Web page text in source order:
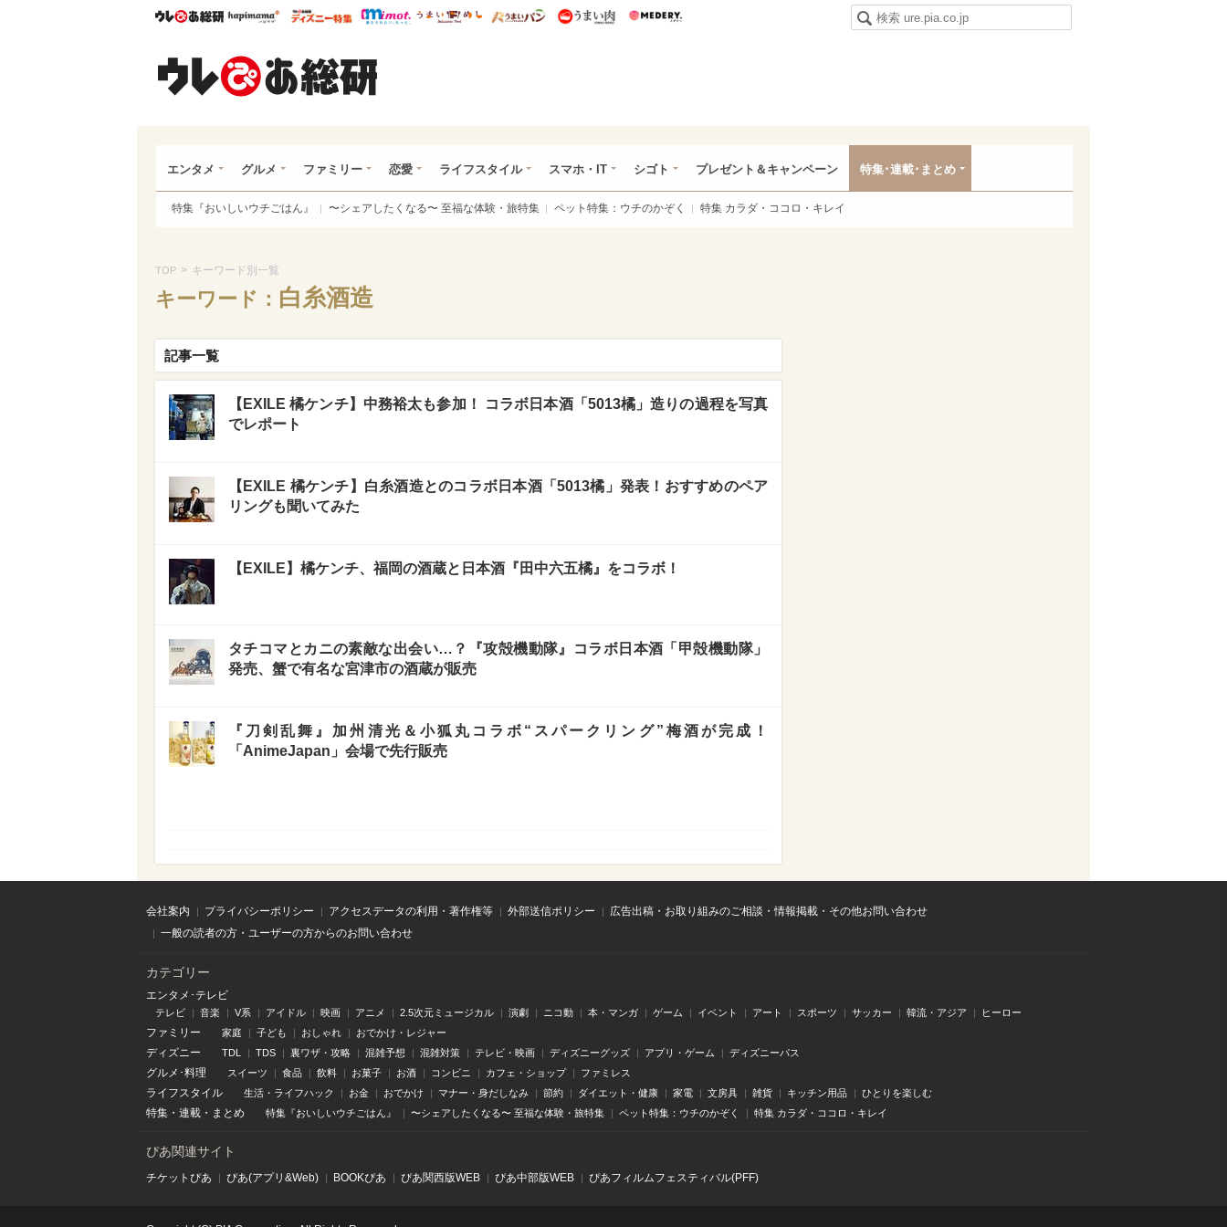
ウレぴあ総研ハピママ* ウレぴあ総研 ディズニー特集
mimot. うまいめし うまいパン うまい肉
エンタメ グルメ ファミリー 恋愛 ライフスタイル スマホ・IT シゴト プレゼント＆キャンペーン 特集･連載･まとめ
特集『おいしいウチごはん』 〜シェアしたくなる〜 至福な体験・旅特集 ペット特集：ウチのかぞく 特集 カラダ・ココロ・キレイ
TOP > キーワード別一覧
キーワード： 白糸酒造
記事一覧
【EXILE 橘ケンチ】中務裕太も参加！ コラボ日本酒「5013橘」造りの過程を写真
でレポート
【EXILE 橘ケンチ】白糸酒造とのコラボ日本酒「5013橘」発表！おすすめのペア
リングも聞いてみた
【EXILE】橘ケンチ、福岡の酒蔵と日本酒『田中六五橘』をコラボ！
タチコマとカニの素敵な出会い…？『攻殻機動隊』コラボ日本酒「甲殻機動隊」
発売、蟹で有名な宮津市の酒蔵が販売
『刀剣乱舞』加州清光＆小狐丸コラボ“スパークリング”梅酒が完成！
「AnimeJapan」会場で先行販売
会社案内 プライバシーポリシー アクセスデータの利用・著作権等 外部送信ポリシー
広告出稿・お取り組みのご相談・情報掲載・その他お問い合わせ
一般の読者の方・ユーザーの方からのお問い合わせ
カテゴリー
エンタメ･テレビ
テレビ 音楽 V系 アイドル 映画 アニメ 2.5次元ミュージカル 演劇 ニコ動 本・マンガ ゲーム イベント アート スポーツ サッカー 韓流・アジア ヒーロー
ファミリー 家庭 子ども おしゃれ おでかけ・レジャー
ディズニー TDL TDS 裏ワザ・攻略 混雑予想 混雑対策 テレビ・映画 ディズニーグッズ アプリ・ゲーム ディズニーパス
グルメ･料理 スイーツ 食品 飲料 お菓子 お酒 コンビニ カフェ・ショップ ファミレス
ライフスタイル 生活・ライフハック お金 おでかけ マナー・身だしなみ 節約 ダイエット・健康 家電 文房具 雑貨 キッチン用品 ひとりを楽しむ
特集 ・ 連載 ・ まとめ 特集『おいしいウチごはん』 〜シェアしたくなる〜 至福な体験・旅特集 ペット特集：ウチのかぞく 特集 カラダ・ココロ・キレイ
ぴあ関連サイト
チケットぴあ ぴあ(アプリ&Web) BOOKぴあ ぴあ関⻄版WEB ぴあ中部版WEB ぴあフィルムフェスティバル(PFF)